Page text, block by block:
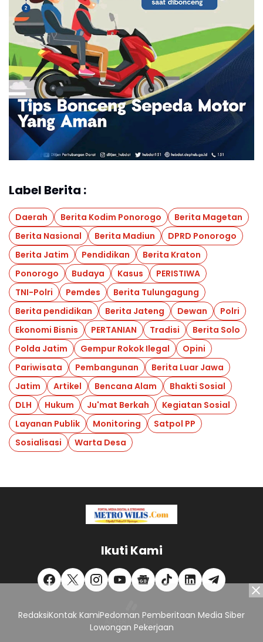
Label Berita :
Daerah Berita Kodim Ponorogo
Berita Magetan
Berita Nasional
Berita Madiun
DPRD Ponorogo
Berita Jatim
Pendidikan
Berita Kraton
Ponorogo
Budaya Kasus
PERISTIWA
TNI-Polri
Pemdes
Berita Tulungagung
Berita pendidikan
Berita Jateng Dewan
Polri
Ekonomi Bisnis
PERTANIAN Tradisi
Berita Solo
Polda Jatim
Gempur Rokok Ilegal
Opini
Pariwisata
Pembangunan
Berita Luar Jawa
Jatim
Artikel Bencana Alam
Bhakti Sosial
DLH
Hukum Ju'mat Berkah
Kegiatan Sosial
Layanan Publik
Monitoring
Satpol PP
Sosialisasi
Warta Desa
Ikuti Kami
RedaksiKontak KamiPedoman Pemberitaan Media Siber
Lowongan Pekerjaan